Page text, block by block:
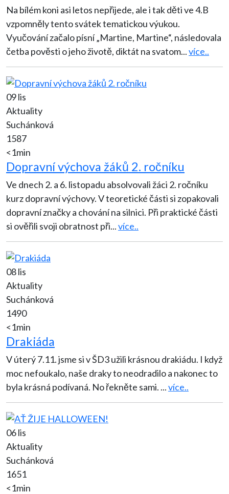
Na bílém koni asi letos nepřijede, ale i tak děti ve 4.B
vzpomněly tento svátek tematickou výukou.
Vyučování začalo písní „Martine, Martine“, následovala
četba pověsti o jeho životě, diktát na svatom...více..
09 lis
Aktuality
Suchánková
1587
<1min
Dopravní výchova žáků 2. ročníku
Ve dnech 2. a 6. listopadu absolvovali žáci 2. ročníku
kurz dopravní výchovy. V teoretické části si zopakovali
dopravní značky a chování na silnici. Při praktické části
si ověřili svoji obratnost při...více..
08 lis
Aktuality
Suchánková
1490
<1min
Drakiáda
V úterý 7.11. jsme si v ŠD3 užili krásnou drakiádu. I když
moc nefoukalo, naše draky to neodradilo a nakonec to
byla krásná podívaná. No řekněte sami. ...více..
06 lis
Aktuality
Suchánková
1651
<1min